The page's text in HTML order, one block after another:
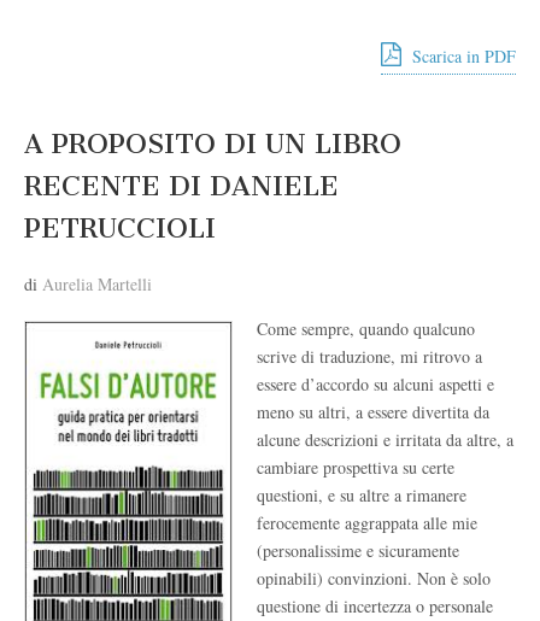
Scarica in PDF
A PROPOSITO DI UN LIBRO
RECENTE DI DANIELE
PETRUCCIOLI
di Aurelia Martelli
Come sempre, quando qualcuno
scrive di traduzione, mi ritrovo a
essere d’accordo su alcuni aspetti e
meno su altri, a essere divertita da
alcune descrizioni e irritata da altre, a
cambiare prospettiva su certe
questioni, e su altre a rimanere
ferocemente aggrappata alle mie
(personalissime e sicuramente
opinabili) convinzioni. Non è solo
questione di incertezza o personale